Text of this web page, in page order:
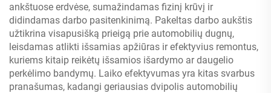
ankštuose erdvėse, sumažindamas fizinį krūvį ir
didindamas darbo pasitenkinimą. Pakeltas darbo aukštis
užtikrina visapusišką prieigą prie automobilių dugnų,
leisdamas atlikti išsamias apžiūras ir efektyvius remontus,
kuriems kitaip reikėtų išsamios išardymo ar daugelio
perkėlimo bandymų. Laiko efektyvumas yra kitas svarbus
pranašumas, kadangi geriausias dvipolis automobilių